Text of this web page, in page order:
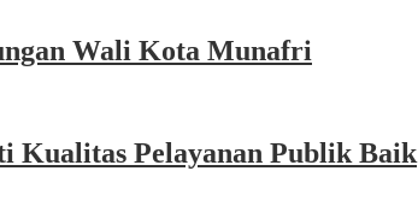
Wali Kota Munafri
Kualitas Pelayanan Publik Baik